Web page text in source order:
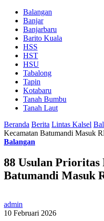
Balangan
Banjar
Banjarbaru
Barito Kuala
HSS
HST
HSU
Tabalong
Tapin
Kotabaru
Tanah Bumbu
Tanah Laut
Beranda Berita Lintas Kalsel
Kecamatan Batumandi Masuk
Balangan
88 Usulan Prioritas
Batumandi Masuk
admin
10 Februari 2026